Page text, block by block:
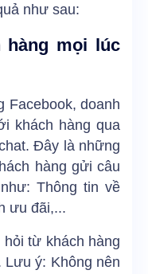
như sau:
mọi lúc
Facebook, doanh
khách hàng qua
Đây là những
hàng gửi câu
Thông tin về
ưu đãi,...
từ khách hàng
Lưu ý: Không nên